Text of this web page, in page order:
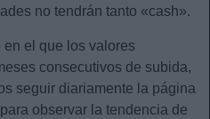
no tendrán tanto «cash».
en el que los valores
consecutivos de subida,
seguir diariamente la página
para observar la tendencia de